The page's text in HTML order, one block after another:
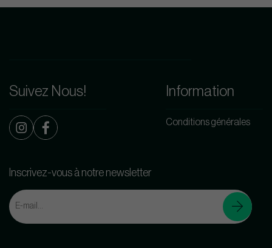
Suivez Nous! Information
Conditions générales
Inscrivez-vous à notre newsletter